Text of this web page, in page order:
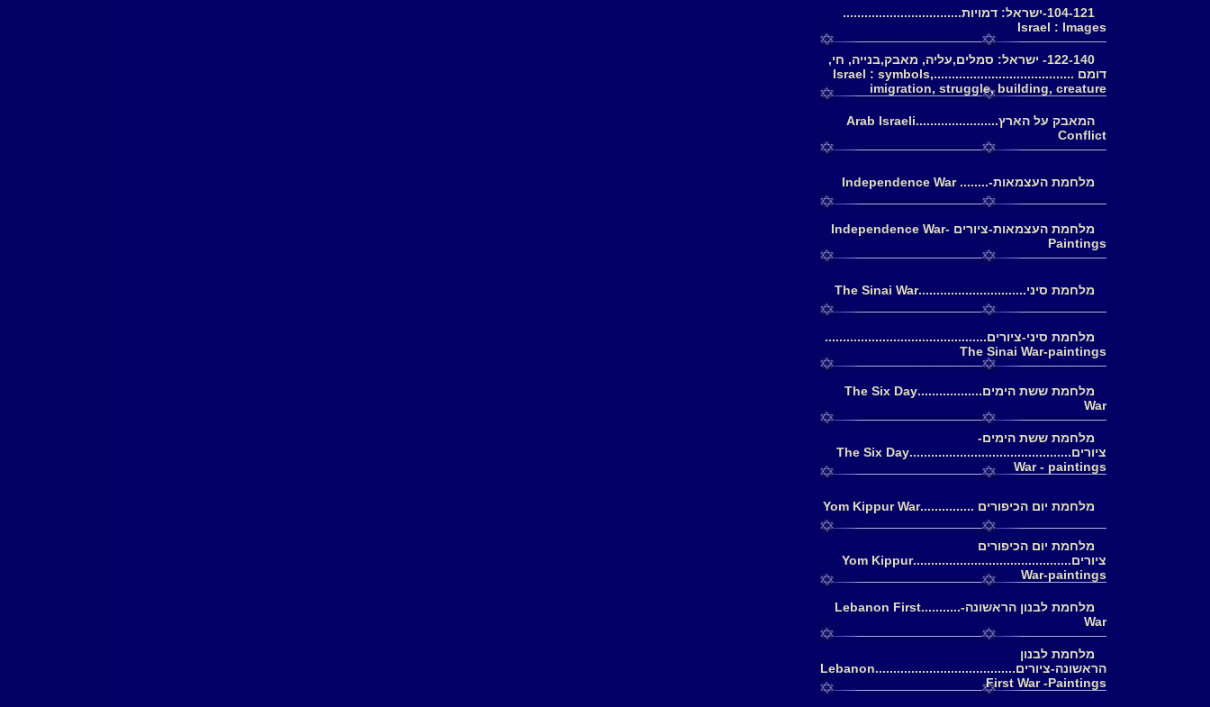
104-121-ישראל: דמויות.................................
Israel : Images
122-140- ישראל: סמלים,עליה, מאבק,בנייה, חי,
דומם .......................................Israel : symbols,
imigration, struggle, building, creature
המאבק על הארץ.......................Arab Israeli
Conflict
מלחמת העצמאות-........ Independence War
מלחמת העצמאות-ציורים Independence War-
Paintings
מלחמת סיני..............................The Sinai War
מלחמת סיני-ציורים.............................................
The Sinai War-paintings
מלחמת ששת הימים..................The Six Day
War
מלחמת ששת הימים-
ציורים.............................................The Six Day
War - paintings
מלחמת יום הכיפורים ...............Yom Kippur War
מלחמת יום הכיפורים
ציורים............................................Yom Kippur
War-paintings
מלחמת לבנון הראשונה-...........Lebanon First
War
מלחמת לבנון
הראשונה-ציורים.......................................Lebanon
First War -Paintings